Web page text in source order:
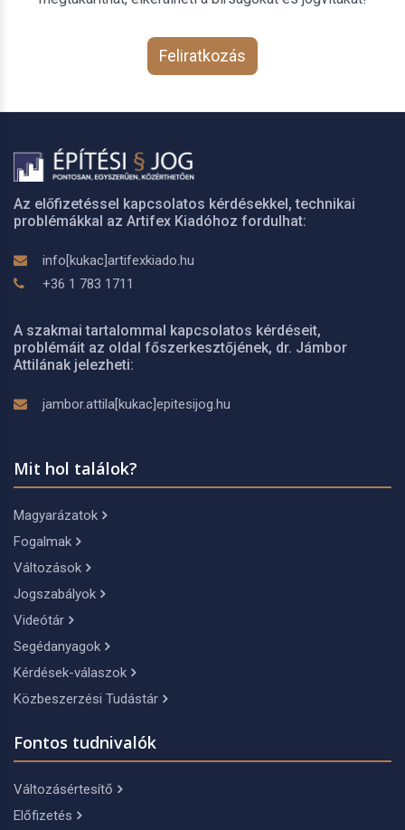
Feliratkozás
Az előfizetéssel kapcsolatos kérdésekkel, technikai
problémákkal az Artifex Kiadóhoz fordulhat:
info[kukac]artifexkiado.hu
+36 1 783 1711
A szakmai tartalommal kapcsolatos kérdéseit,
problémáit az oldal főszerkesztőjének, dr. Jámbor
Attilának jelezheti:
jambor.attila[kukac]epitesijog.hu
Mit hol találok?
Magyarázatok
Fogalmak
Változások
Jogszabályok
Videótár
Segédanyagok
Kérdések-válaszok
Közbeszerzési Tudástár
Fontos tudnivalók
Változásértesítő
Előfizetés